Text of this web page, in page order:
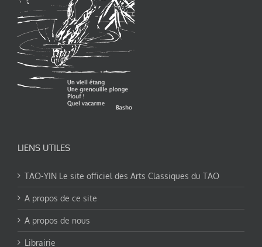
LIENS UTILES
TAO-YIN Le site officiel des Arts Classiques du TAO
A propos de ce site
A propos de nous
Librairie